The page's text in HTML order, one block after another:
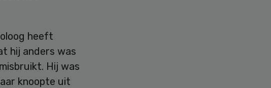
heeft
hij anders was
Hij was
knoopte uit